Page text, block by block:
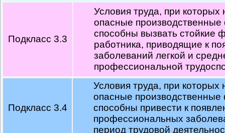
Подкласс 3.3
Условия труда, при
опасные производственные
способны вызвать стойкие
работника, приводящие к
заболеваний легкой и
профессиональной
Подкласс 3.4
Условия труда, при
опасные производственные
способны привести к
профессиональных
период трудовой